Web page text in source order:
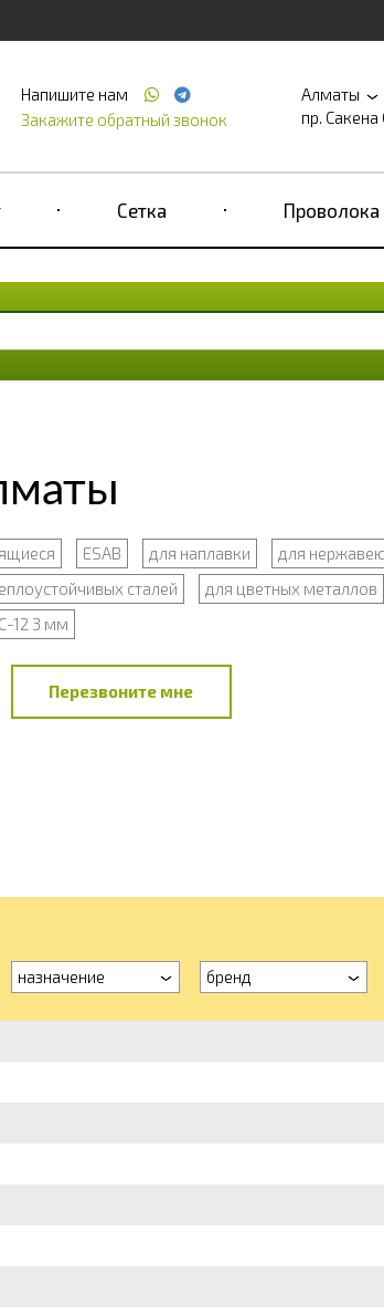
Напишите нам
Закажите обратный звонок
Алматы
пр.
Сетка Проволока
ESAB для наплавки
для
сталей для цветных металлов
12 3 мм
Перезвоните мне
назначение бренд